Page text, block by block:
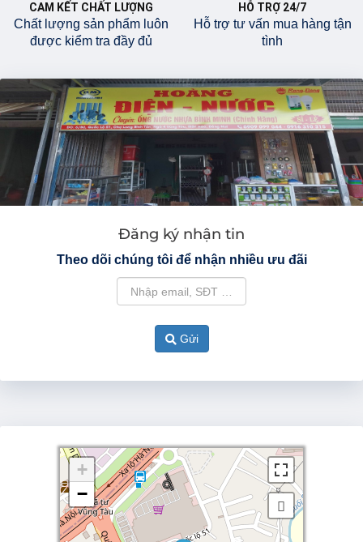
CAM KẾT CHẤT LƯỢNG
Chất lượng sản phẩm luôn
được kiểm tra đầy đủ
HỖ TRỢ 24/7
Hỗ trợ tư vấn mua hàng tận
tình
Đăng ký nhận tin
Theo dõi chúng tôi để nhận nhiều ưu đãi
Gửi
+
−
+
−